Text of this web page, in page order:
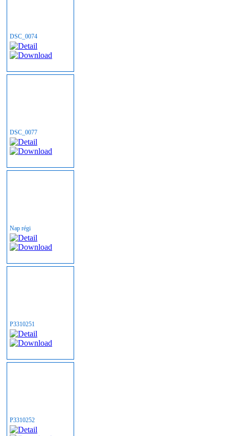
DSC_0074
DSC_0077
Nap régi
P3310251
P3310252